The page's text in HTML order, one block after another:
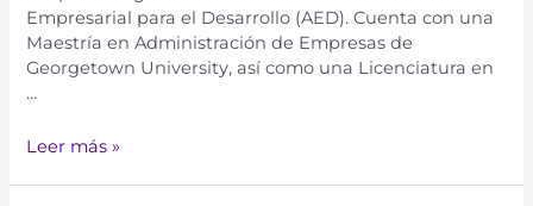
Empresarial para el Desarrollo (AED). Cuenta con una
Maestría en Administración de Empresas de
Georgetown University, así como una Licenciatura en
…
Leer más »